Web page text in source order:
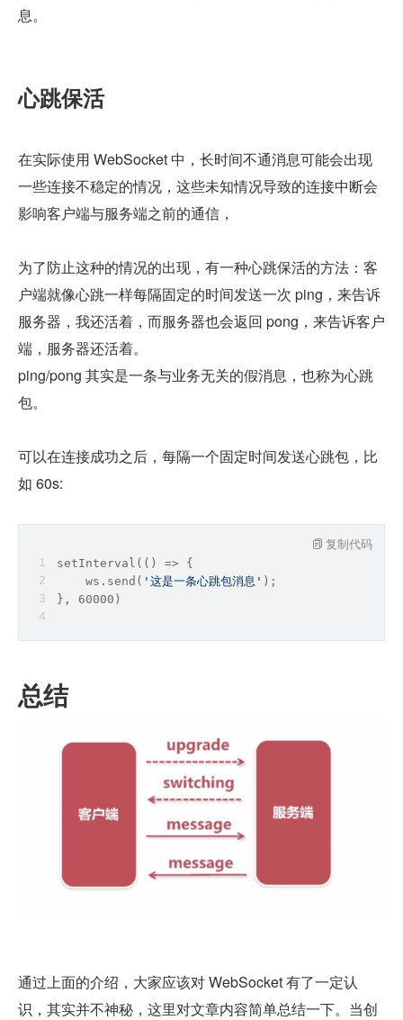
息。
心跳保活
在实际使用 WebSocket 中，长时间不通消息可能会出现
一些连接不稳定的情况，这些未知情况导致的连接中断会
影响客户端与服务端之前的通信，
为了防止这种的情况的出现，有一种心跳保活的方法：客
户端就像心跳一样每隔固定的时间发送一次 ping，来告诉
服务器，我还活着，而服务器也会返回 pong，来告诉客户
端，服务器还活着。
ping/pong 其实是一条与业务无关的假消息，也称为心跳
包。
可以在连接成功之后，每隔一个固定时间发送心跳包，比
如 60s:
setInterval ( () => {
    ws.send(
'这是一条心跳包消息' );
}, 60000)
复制代码
总结
通过上面的介绍，大家应该对 WebSocket 有了一定认
识，其实并不神秘，这里对文章内容简单总结一下。当创